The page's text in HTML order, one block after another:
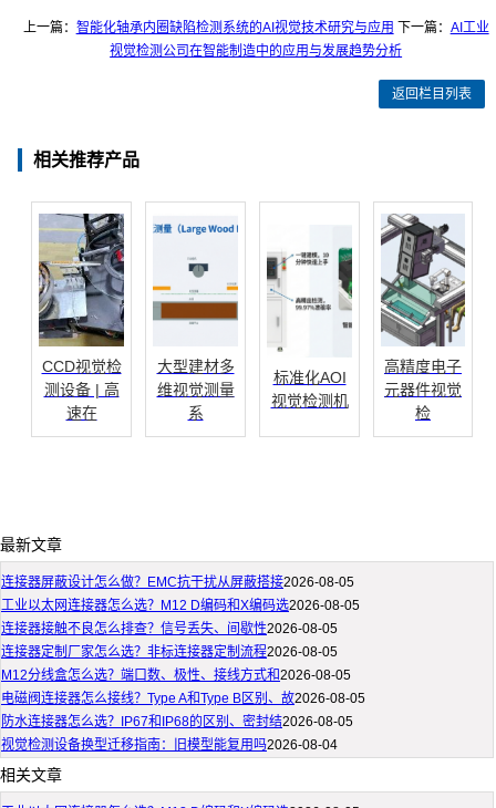
上一篇： 智能化轴承内圈缺陷检测系统的AI视觉技术研究与应用 下一篇： AI工业
视觉检测公司在智能制造中的应用与发展趋势分析
返回栏目列表
相关推荐产品
CCD视觉检
测设备 | 高
速在
大型建材多
维视觉测量
系
标准化AOI
视觉检测机
高精度电子
元器件视觉
检
最新文章
连接器屏蔽设计怎么做？EMC抗干扰从屏蔽搭接2026-08-05
工业以太网连接器怎么选？M12 D编码和X编码选2026-08-05
连接器接触不良怎么排查？信号丢失、间歇性2026-08-05
连接器定制厂家怎么选？非标连接器定制流程2026-08-05
M12分线盒怎么选？端口数、极性、接线方式和2026-08-05
电磁阀连接器怎么接线？Type A和Type B区别、故2026-08-05
防水连接器怎么选？IP67和IP68的区别、密封结2026-08-05
视觉检测设备换型迁移指南：旧模型能复用吗2026-08-04
相关文章